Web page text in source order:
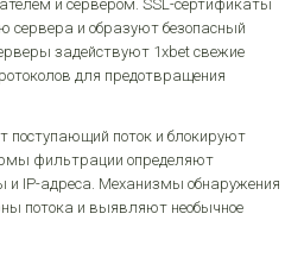
и сервером. SSL-сертификаты
сервера и образуют безопасный
задействуют 1xbet свежие
для предотвращения
поток и блокируют
фильтрации определяют
и IP-адреса. Механизмы обнаружения
потока и выявляют необычное